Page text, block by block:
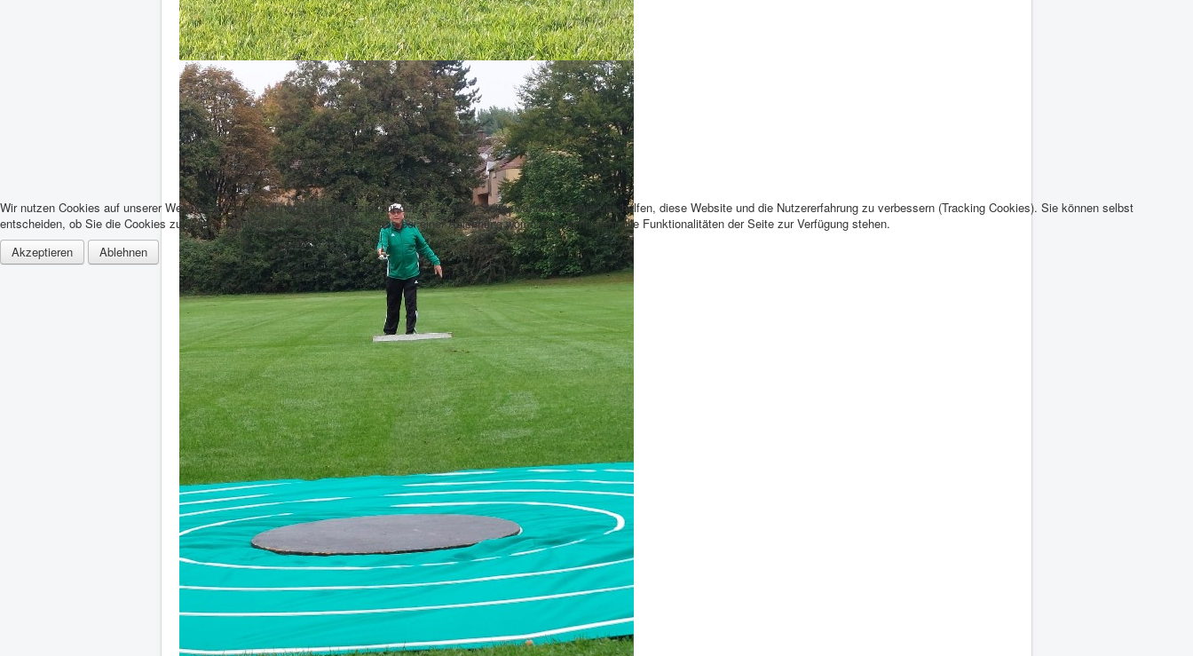
Wir nutzen Cookies auf unserer Website. Einige von ihnen sind essenziell für den Betrieb der Seite, während andere uns helfen, diese Website und die Nutzererfahrung zu verbessern (Tracking Cookies). Sie können selbst
entscheiden, ob Sie die Cookies zulassen möchten. Bitte beachten Sie, dass bei einer Ablehnung womöglich nicht mehr alle Funktionalitäten der Seite zur Verfügung stehen.
Akzeptieren
Ablehnen